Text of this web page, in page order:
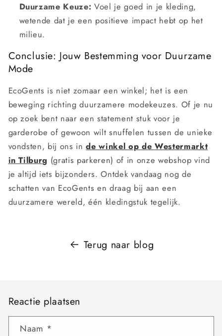
Duurzame Keuze: Voel je goed in je kleding,
wetende dat je een positieve impact hebt op het
milieu.
Conclusie: Jouw Bestemming voor Duurzame
Mode
EcoGents is niet zomaar een winkel; het is een
beweging richting duurzamere modekeuzes. Of je nu
op zoek bent naar een statement stuk voor je
garderobe of gewoon wilt snuffelen tussen de unieke
vondsten, bij ons inde winkel op de Westermarkt
in Tilburg (gratis parkeren) of in onze webshop vind
je altijd iets bijzonders. Ontdek vandaag nog de
schatten van EcoGents en draag bij aan een
duurzamere wereld, één kledingstuk tegelijk.
Terug naar blog
Reactie plaatsen
Naam *